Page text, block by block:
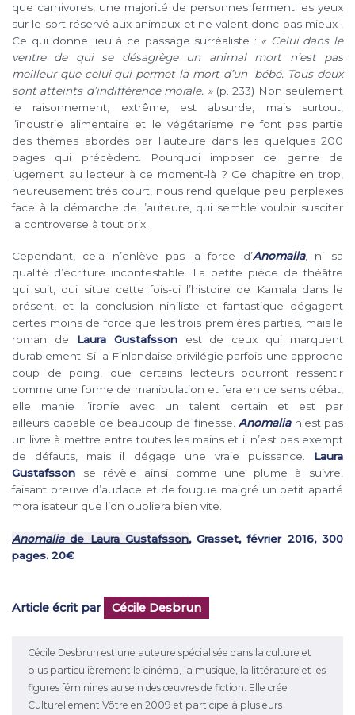
que carnivores, une majorité de personnes ferment les yeux
sur le sort réservé aux animaux et ne valent donc pas mieux !
Ce qui donne lieu à ce passage surréaliste : « Celui dans le
ventre de qui se désagrège un animal mort n’est pas
meilleur que celui qui permet la mort d’un bébé. Tous deux
sont atteints d’indifférence morale. »(p. 233) Non seulement
le raisonnement, extrême, est absurde, mais surtout,
l’industrie alimentaire et le végétarisme ne font pas partie
des thèmes abordés par l’auteure dans les quelques 200
pages qui précèdent. Pourquoi imposer ce genre de
jugement au lecteur à ce moment-là ? Ce chapitre en trop,
heureusement très court, nous rend quelque peu perplexes
face à la démarche de l’auteure, qui semble vouloir susciter
la controverse à tout prix.
Cependant, cela n’enlève pas la force d’Anomalia, ni sa
qualité d’écriture incontestable. La petite pièce de théâtre
qui suit, qui situe cette fois-ci l’histoire de Kamala dans le
présent, et la conclusion nihiliste et fantastique dégagent
certes moins de force que les trois premières parties, mais le
roman de Laura Gustafssonest de ceux qui marquent
durablement. Si la Finlandaise privilégie parfois une approche
coup de poing, que certains lecteurs pourront ressentir
comme une forme de manipulation et fera en ce sens débat,
elle manie l’ironie avec un talent certain et est par
ailleurs capable de beaucoup de finesse. Anomalian’est pas
un livre à mettre entre toutes les mains et il n’est pas exempt
de défauts, mais il dégage une vraie puissance. Laura
Gustafsson se révèle ainsi comme une plume à suivre,
faisant preuve d’audace et de fougue malgré un petit aparté
moralisateur que l’on oubliera bien vite.
Anomaliade Laura Gustafsson, Grasset, février 2016, 300
pages. 20€
Article écrit par Cécile Desbrun
Cécile Desbrun est une auteure spécialisée dans la culture et
plus particulièrement le cinéma, la musique, la littérature et les
figures féminines au sein des œuvres de fiction. Elle crée
Culturellement Vôtre en 2009 et participe à plusieurs